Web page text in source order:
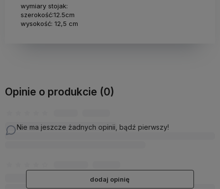
wymiary stojak:
szerokość:12.5cm
wysokość: 12,5 cm
Opinie o produkcie (0)
Nie ma jeszcze żadnych opinii, bądź pierwszy!
dodaj opinię